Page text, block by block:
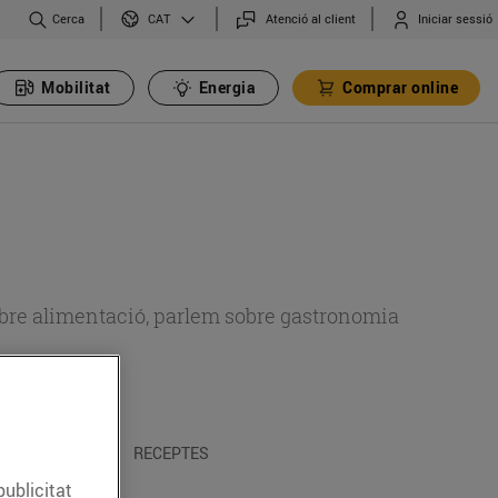
Cerca CAT Atenció al client Iniciar sessió
Mobilitat Energia Comprar online
alimentació, parlem sobre gastronomia
RECEPTES